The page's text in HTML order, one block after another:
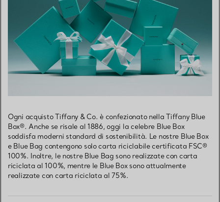
Ogni acquisto Tiffany & Co. è confezionato nella Tiffany Blue
Box®. Anche se risale al 1886, oggi la celebre Blue Box
soddisfa moderni standard di sostenibilità. Le nostre Blue Box
e Blue Bag contengono solo carta riciclabile certificata FSC®
100%. Inoltre, le nostre Blue Bag sono realizzate con carta
riciclata al 100%, mentre le Blue Box sono attualmente
realizzate con carta riciclata al 75%.